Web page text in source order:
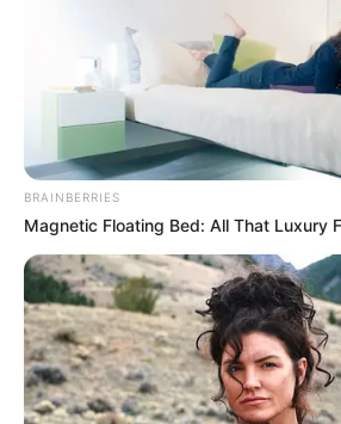
BRAINBERRIES
Magnetic Floating Bed: All That Luxury